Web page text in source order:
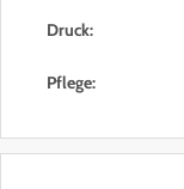
Druck:
Pflege: